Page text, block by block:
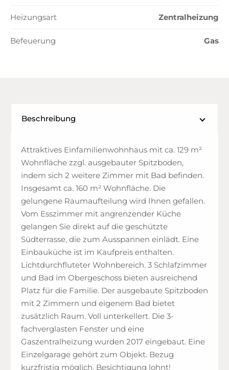
Heizungsart Zentralheizung
Befeuerung Gas
Beschreibung
Attraktives Einfamilienwohnhaus mit ca. 129 m²
Wohnfläche zzgl. ausgebauter Spitzboden,
indem sich 2 weitere Zimmer mit Bad befinden.
Insgesamt ca. 160 m² Wohnfläche. Die
gelungene Raumaufteilung wird Ihnen gefallen.
Vom Esszimmer mit angrenzender Küche
gelangen Sie direkt auf die geschützte
Südterrasse, die zum Ausspannen einlädt. Eine
Einbauküche ist im Kaufpreis enthalten.
Lichtdurchfluteter Wohnbereich. 3 Schlafzimmer
und Bad im Obergeschoss bieten ausreichend
Platz für die Familie. Der ausgebaute Spitzboden
mit 2 Zimmern und eigenem Bad bietet
zusätzlich Raum. Voll unterkellert. Die 3-
fachverglasten Fenster und eine
Gaszentralheizung wurden 2017 eingebaut. Eine
Einzelgarage gehört zum Objekt. Bezug
kurzfristig möglich. Besichtigung lohnt!